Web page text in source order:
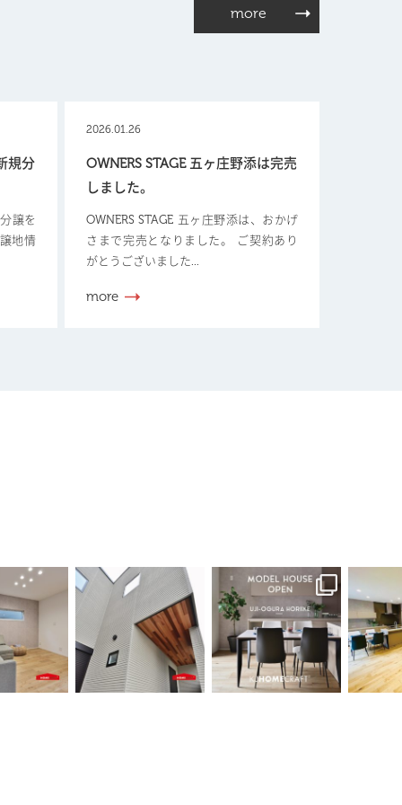
規分
譲を
地情
2026.01.26
OWNERS STAGE 五ヶ庄野添は完売
しました。
OWNERS STAGE 五ヶ庄野添は、おかげ
さまで完売となりました。 ご契約あり
がとうございました...
more
more